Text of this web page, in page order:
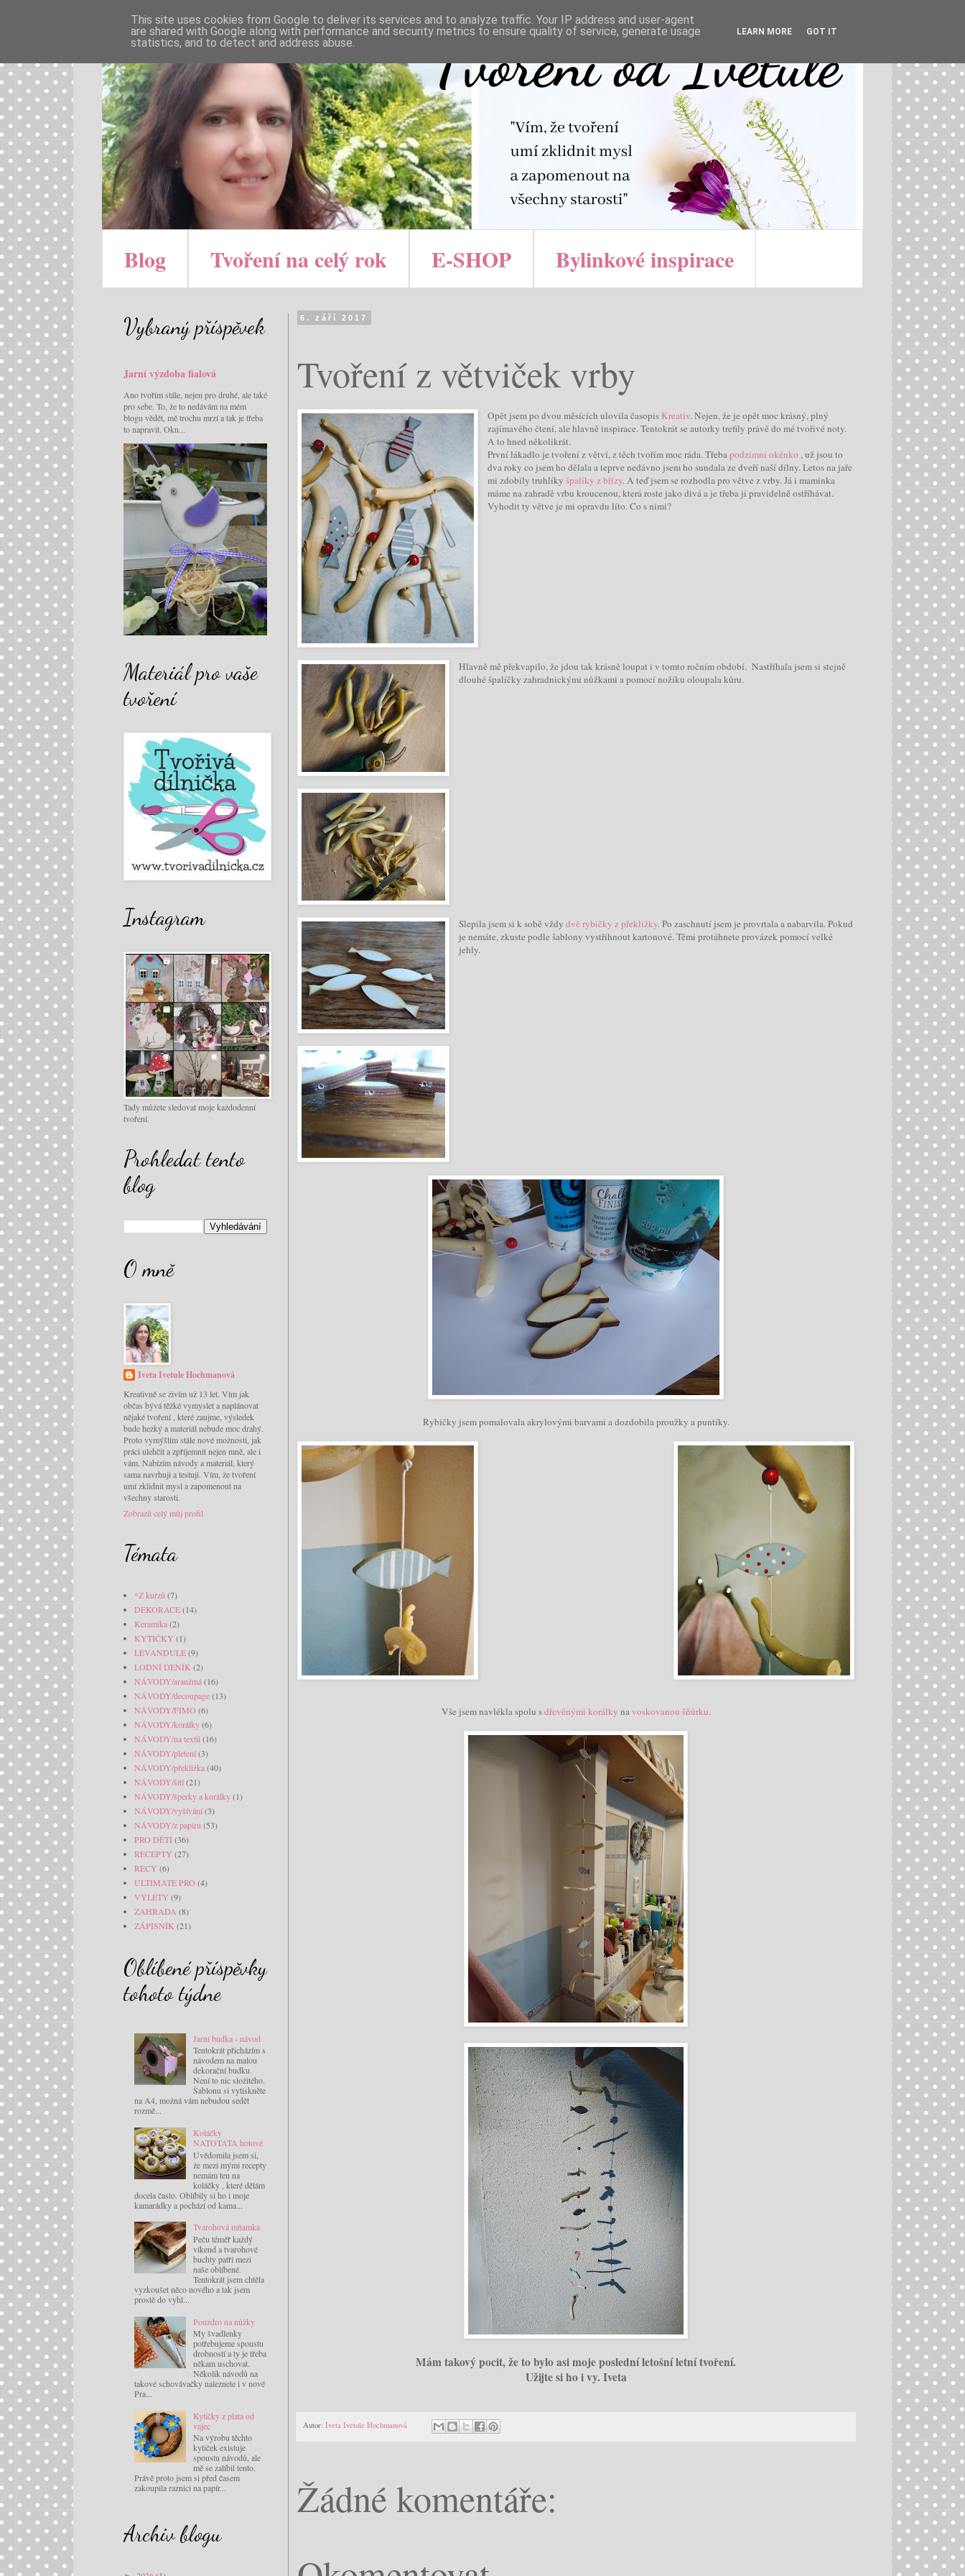
Blog Tvoření na celý rok E-SHOP Bylinkové inspirace
6. září 2017
Tvoření z větviček vrby
Opět jsem po dvou měsících ulovila časopis Kreativ. Nejen, že je opět moc krásný, plný
zajímavého čtení, ale hlavně inspirace. Tentokrát se autorky trefily právě do mé tvořivé noty.
A to hned několikrát.
První lákadlo je tvoření z větví, z těch tvořím moc ráda. Třebapodzimní okénko , už jsou to
dva roky co jsem ho dělala a teprve nedávno jsem ho sundala ze dveří naší dílny. Letos na jaře
mi zdobily truhlíkyšpalíky z břízy. A teď jsem se rozhodla pro větve z vrby. Já i maminka
máme na zahradě vrbu kroucenou, která roste jako divá a je třeba ji pravidelně ostříhávat.
Vyhodit ty větve je mi opravdu líto. Co s nimi?
Hlavně mě překvapilo, že jdou tak krásně loupat i v tomto ročním období. Nastříhala jsem si stejně
dlouhé špalíčky zahradnickými nůžkami a pomocí nožíku oloupala kůru.
Slepila jsem si k sobě vždydvě rybičky z překližky. Po zaschnutí jsem je provrtala a nabarvila. Pokud
je nemáte, zkuste podle šablony vystřihnout kartonové. Těmi protáhnete provázek pomocí velké
jehly.
Rybičky jsem pomalovala akrylovými barvami a dozdobila proužky a puntíky.
Vše jsem navlékla spolu sdřevěnými korálky navoskovanou šňůrku.
Mám takový pocit, že to bylo asi moje poslední letošní letní tvoření.
Užijte si ho i vy. Iveta
Autor: Iveta Ivetule Hochmanová
Žádné komentáře:
Vybraný příspěvek
Jarní výzdoba fialová
Ano tvořím stále, nejen pro druhé, ale také
pro sebe. To, že to nedávám na mém
blogu vědět, mě trochu mrzí a tak je třeba
to napravit. Okn...
Materiál pro vaše
tvoření
Instagram
Tady můžete sledovat moje každodenní
tvoření.
Prohledat tento
blog
O mně
Iveta Ivetule Hochmanová
Kreativně se živím už 13 let. Vím jak
občas bývá těžké vymyslet a naplánovat
nějaké tvoření , které zaujme, výsledek
bude hezký a materiál nebude moc drahý.
Proto vymýšlím stále nové možnosti, jak
práci ulehčit a zpříjemnit nejen mně, ale i
vám. Nabízím návody a materiál, který
sama navrhuji a testuji. Vím, že tvoření
umí zklidnit mysl a zapomenout na
všechny starosti.
Zobrazit celý můj profil
Témata
*Z kurzů (7)
DEKORACE(14)
Keramika(2)
KYTIČKY (1)
LEVANDULE(9)
LODNÍ DENÍK (2)
NÁVODY/aranžmá(16)
NÁVODY/decoupage(13)
NÁVODY/FIMO (6)
NÁVODY/korálky(6)
NÁVODY/na textil (16)
NÁVODY/pletení(3)
NÁVODY/překližka(40)
NÁVODY/šití(21)
NÁVODY/šperky a korálky(1)
NÁVODY/vyšívání(3)
NÁVODY/z papíru (53)
PRO DĚTI(36)
RECEPTY (27)
RECY (6)
ULTIMATE PRO (4)
VÝLETY (9)
ZAHRADA (8)
ZÁPISNÍK (21)
Oblíbené příspěvky
tohoto týdne
Jarní budka - návod
Tentokrát přicházím s
návodem na malou
dekorační budku.
Není to nic složitého.
Šablonu si vytiskněte
na A4, možná vám nebudou sedět
rozmě...
Koláčky
NATOTATA hotové
Uvědomila jsem si,
že mezi mými recepty
nemám ten na
koláčky , které dělám
docela často. Oblíbily si ho i moje
kamarádky a pochází od kama...
Tvarohová mňamka
Peču téměř každý
víkend a tvarohové
buchty patří mezi
naše oblíbené.
Tentokrát jsem chtěla
vyzkoušet něco nového a tak jsem
prostě do vyhl...
Pouzdro na nůžky
My švadlenky
potřebujeme spoustu
drobností a ty je třeba
někam uschovat.
Několik návodů na
takové schovávačky naleznete i v nové
Pra...
Kytičky z plata od
vajec
Na výrobu těchto
kytiček existuje
spoustu návodů, ale
mě se zalíbil tento.
Právě proto jsem si před časem
zakoupila raznici na papír...
Archiv blogu
This site uses cookies from Google to deliver its services and to analyze traffic. Your IP address and user-agent
are shared with Google along with performance and security metrics to ensure quality of service, generate usage
statistics, and to detect and address abuse.
LEARN MORE GOT IT